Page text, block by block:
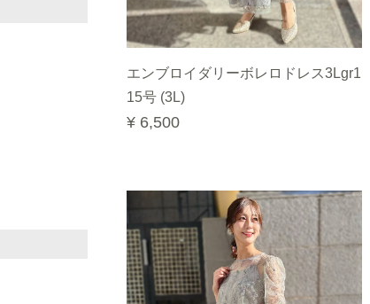
エンブロイダリーボレロドレス3Lgr1
15号 (3L)
¥ 6,500